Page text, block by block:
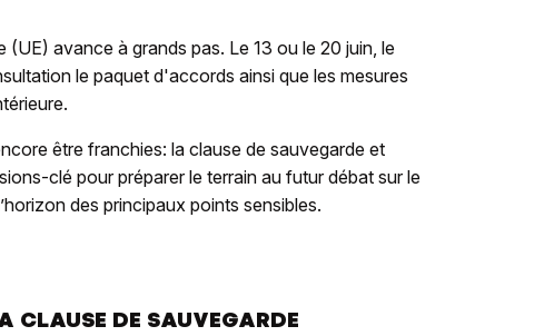
avance à grands pas. Le 13 ou le 20 juin, le
le paquet d'accords ainsi que les mesures
être franchies: la clause de sauvegarde et
clé pour préparer le terrain au futur débat sur le
des principaux points sensibles.
CLAUSE DE SAUVEGARDE